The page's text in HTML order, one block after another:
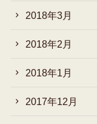
2018年3月
2018年2月
2018年1月
2017年12月